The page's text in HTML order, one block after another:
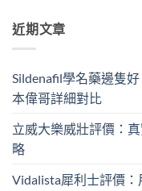
近期文章
Sildenafil學名藥邊隻
本偉哥詳細對比
立威大樂威壯評價：
略
Vidalista犀利士評價